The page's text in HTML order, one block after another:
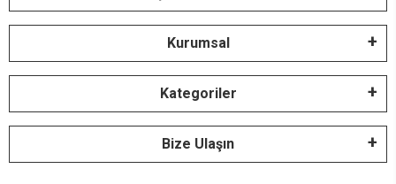
Kurumsal
Kategoriler
Bize Ulaşın